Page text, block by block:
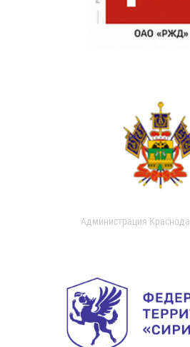
Администрация